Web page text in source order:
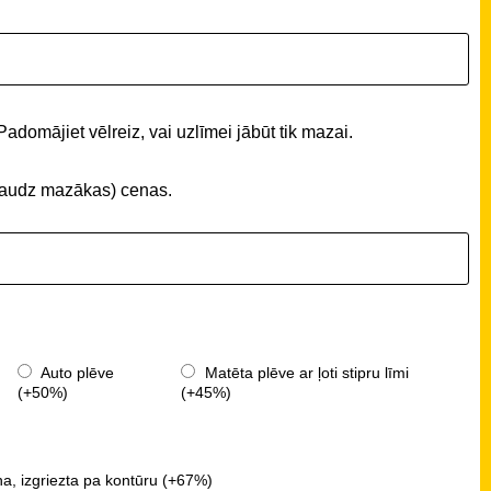
vēlreiz, vai uzlīmei jābūt tik mazai.
mazākas) cenas.
Auto plēve
(+50%)
Matēta plēve ar ļoti stipru līmi
(+45%)
izgriezta pa kontūru (+67%)